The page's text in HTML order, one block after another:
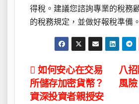
得稅。建議您諮詢專業的稅務
的稅務規定，並做好報稅準備。
文
章
八
風
如何安心在交易
所儲存加密貨幣？
資深投資者親授安